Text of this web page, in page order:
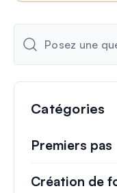
Catégories
Premiers pas
Création de